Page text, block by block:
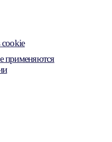
cookie
применяются